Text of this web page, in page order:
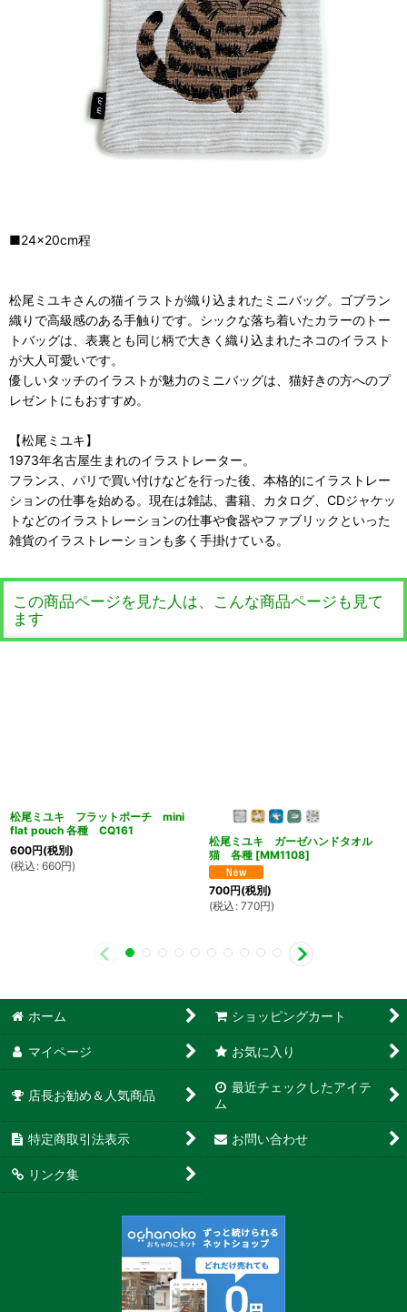
■24×20cm程
松尾ミユキさんの猫イラストが織り込まれたミニバッグ。ゴブラン
織りで高級感のある手触りです。シックな落ち着いたカラーのトー
トバッグは、表裏とも同じ柄で大きく織り込まれたネコのイラスト
が大人可愛いです。
優しいタッチのイラストが魅力のミニバッグは、猫好きの方へのプ
レゼントにもおすすめ。
【松尾ミユキ】
1973年名古屋生まれのイラストレーター。
フランス、パリで買い付けなどを行った後、本格的にイラストレー
ションの仕事を始める。現在は雑誌、書籍、カタログ、CDジャケッ
トなどのイラストレーションの仕事や食器やファブリックといった
雑貨のイラストレーションも多く手掛けている。
この商品ページを見た人は、こんな商品ページも見て
ます
松尾ミユキ フラットポーチ mini
flat pouch 各種 CQ161
600円(税別)
(税込 : 660円)
松尾ミユキ ガーゼハンドタオル
猫 各種 [MM1108]
700円(税別)
(税込 : 770円)
ホーム ショッピングカート
マイページ お気に入り
店長お勧め＆人気商品
最近チェックしたアイテ
ム
特定商取引法表示 お問い合わせ
リンク集